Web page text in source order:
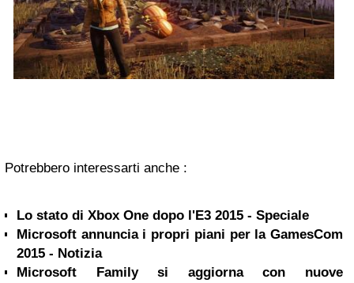
Potrebbero interessarti anche :
Lo stato di Xbox One dopo l'E3 2015 - Speciale
Microsoft annuncia i propri piani per la GamesCom
2015 - Notizia
Microsoft Family si aggiorna con nuove